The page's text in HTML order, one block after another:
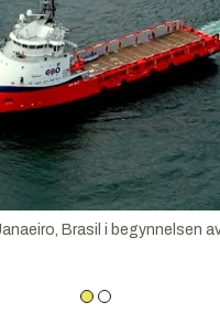
Brasil i begynnelsen